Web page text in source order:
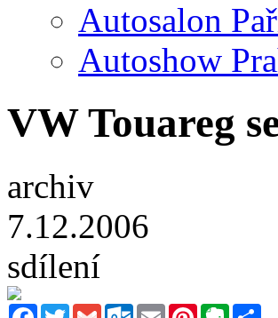
Autosalon
Autoshow
VW Touareg
archiv
7.12.2006
sdílení
FacebookTwitterGmail Outlook.com
Email PinterestEvernote